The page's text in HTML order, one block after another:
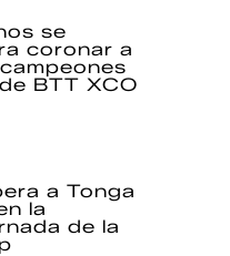
se
coronar a
BTT XCO
a Tonga
la
de la